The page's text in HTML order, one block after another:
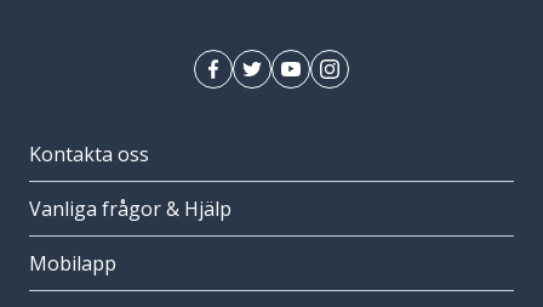
Kontakta oss
Vanliga frågor & Hjälp
Mobilapp